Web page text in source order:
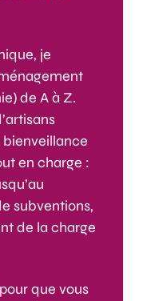
je
de A à Z.
bienveillance
en charge :
subventions,
de la charge
que vous